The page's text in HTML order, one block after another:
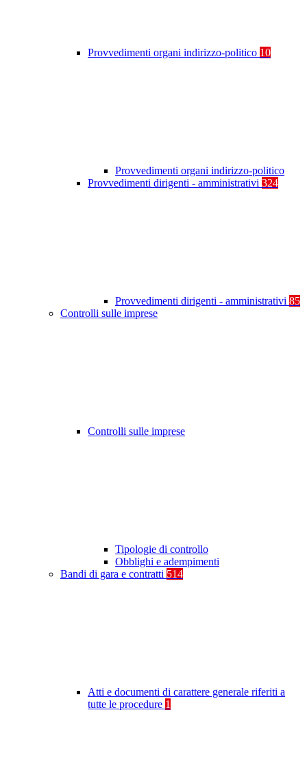
Provvedimenti organi indirizzo-politico 10
Provvedimenti organi indirizzo-politico
Provvedimenti dirigenti - amministrativi 324
Provvedimenti dirigenti - amministrativi 85
Controlli sulle imprese
Controlli sulle imprese
Tipologie di controllo
Obblighi e adempimenti
Bandi di gara e contratti 514
Atti e documenti di carattere generale riferiti a
tutte le procedure 1